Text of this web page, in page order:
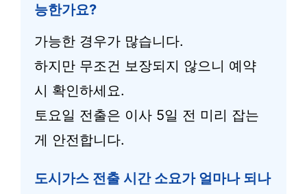
능한가요?
가능한 경우가 많습니다.
하지만 무조건 보장되지 않으니 예약
시 확인하세요.
토요일 전출은 이사 5일 전 미리 잡는
게 안전합니다.
도시가스 전출 시간 소요가 얼마나 되나